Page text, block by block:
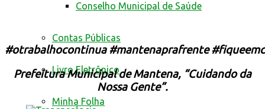
Conselho Municipal de Saúde
Contas Públicas
Livro Eletrônico
Minha Folha
#otrabalhocontinua #mantenaprafrente #
Prefeitura Municipal de Mantena, “Cuidando da
Nossa Gente”.